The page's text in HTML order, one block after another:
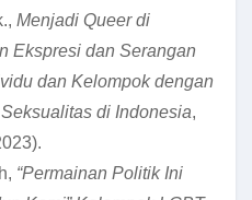
Menjadi Queer di
Ekspresi dan Serangan
dan Kelompok dengan
di Indonesia,
“Permainan Politik Ini